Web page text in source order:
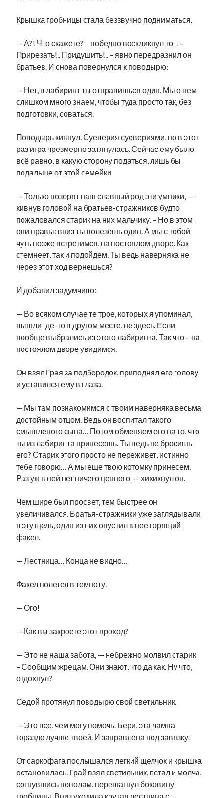
Крышка гробницы стала беззвучно подниматься.
— А?! Что скажете? – победно воскликнул тот. –
Прирезать!.. Придушить!.. – явно передразнил он
братьев. И снова повернулся к поводырю:
— Нет, в лабиринт ты отправишься один. Мы о нем
слишком много знаем, чтобы туда просто так, без
подготовки, соваться.
Поводырь кивнул. Суеверия суевериями, но в этот
раз игра чрезмерно затянулась. Сейчас ему было
всё равно, в какую сторону податься, лишь бы
подальше от этой семейки.
— Только позорят наш славный род эти умники, —
кивнув головой на братьев-стражников будто
пожаловался старик на них мальчику. – Но в этом
они правы: вниз ты полезешь один. А мы с тобой
чуть позже встретимся, на постоялом дворе. Как
стемнеет, так и подойдем. Ты ведь наверняка не
через этот ход вернешься?
И добавил задумчиво:
— Во всяком случае те трое, которых я упоминал,
вышли где-то в другом месте, не здесь. Если
вообще выбрались из этого лабиринта. Так что – на
постоялом дворе увидимся.
Он взял Грая за подбородок, приподнял его голову
и уставился ему в глаза.
— Мы там познакомимся с твоим наверняка весьма
достойным отцом. Ведь он воспитал такого
смышленого сына… Потом обменяем его на то, что
ты из лабиринта принесешь. Ты ведь не бросишь
его? Старик этого просто не переживет, истинно
тебе говорю… А мы еще твою котомку принесем.
Раз уж в ней нет ничего ценного, — хихикнул он.
Чем шире был просвет, тем быстрее он
увеличивался. Братья-стражники уже заглядывали
в эту щель, один из них опустил в нее горящий
факел.
— Лестница… Конца не видно…
Факел полетел в темноту.
— Ого!
— Как вы закроете этот проход?
— Это не наша забота, — небрежно молвил старик.
– Сообщим жрецам. Они знают, что да как. Ну что,
отдохнул?
Седой протянул поводырю свой светильник.
— Это всё, чем могу помочь. Бери, эта лампа
гораздо лучше твоей. И заправлена под завязку.
От саркофага послышался легкий щелчок и крышка
остановилась. Грай взял светильник, встал и молча,
согнувшись пополам, перешагнул боковину
гробницы. Вниз уходила крутая лестница с